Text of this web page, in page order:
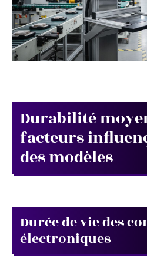
Durabilité
facteurs
des modèles
Durée de vie des
électroniques